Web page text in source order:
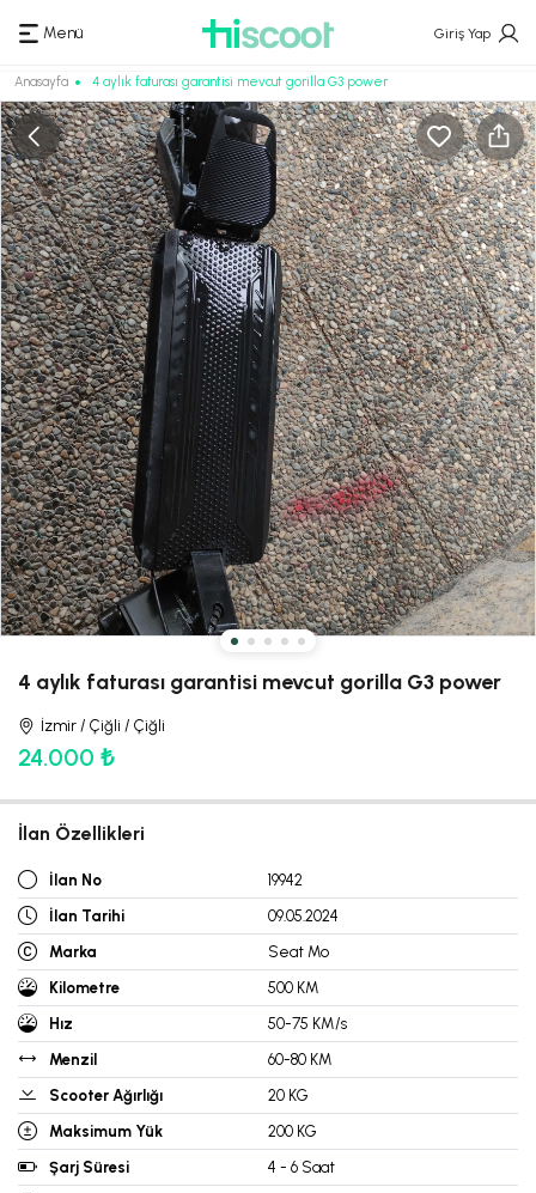
Menü Giriş Yap
Anasayfa 4 aylık faturası garantisi mevcut gorilla G3 power
4 aylık faturası garantisi mevcut gorilla G3 power
İzmir / Çiğli / Çiğli
24.000 ₺
İlan Özellikleri
İlan No
19942
İlan Tarihi
09.05.2024
Marka
Seat Mo
Kilometre
500 KM
Hız
50-75 KM/s
Menzil
60-80 KM
Scooter Ağırlığı
20 KG
Maksimum Yük
200 KG
Şarj Süresi
4 - 6 Saat